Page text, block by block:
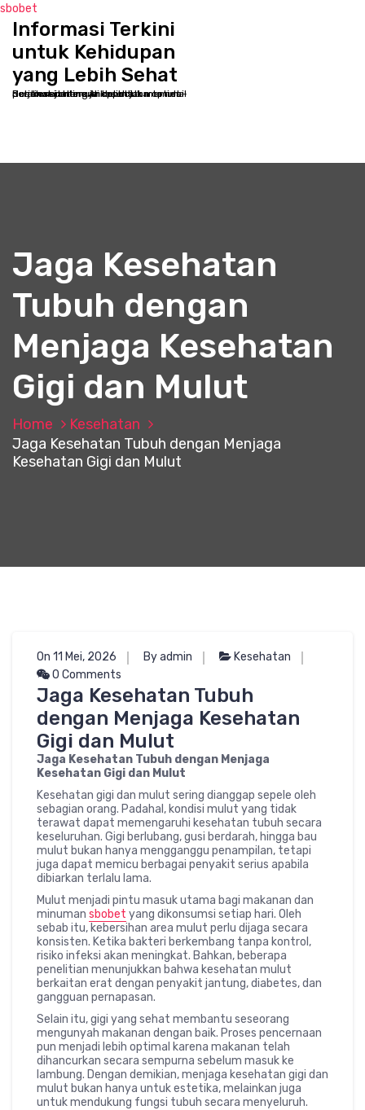
sbobet
Informasi Terkini
untuk Kehidupan
yang Lebih Sehat
Selamat datang di kppbcjakarta.net - Destinasi online Anda untuk memulai perjalanan menuju kesehatan optimal dan kesejahteraan holistik
Jaga Kesehatan
Tubuh dengan
Menjaga Kesehatan
Gigi dan Mulut
Home
Kesehatan
Jaga Kesehatan Tubuh dengan Menjaga
Kesehatan Gigi dan Mulut
On 11 Mei, 2026 By admin
Kesehatan
0 Comments
Jaga Kesehatan Tubuh
dengan Menjaga Kesehatan
Gigi dan Mulut
Jaga Kesehatan Tubuh dengan Menjaga
Kesehatan Gigi dan Mulut
Kesehatan gigi dan mulut sering dianggap sepele oleh
sebagian orang. Padahal, kondisi mulut yang tidak
terawat dapat memengaruhi kesehatan tubuh secara
keseluruhan. Gigi berlubang, gusi berdarah, hingga bau
mulut bukan hanya mengganggu penampilan, tetapi
juga dapat memicu berbagai penyakit serius apabila
dibiarkan terlalu lama.
Mulut menjadi pintu masuk utama bagi makanan dan
minuman sbobet yang dikonsumsi setiap hari. Oleh
sebab itu, kebersihan area mulut perlu dijaga secara
konsisten. Ketika bakteri berkembang tanpa kontrol,
risiko infeksi akan meningkat. Bahkan, beberapa
penelitian menunjukkan bahwa kesehatan mulut
berkaitan erat dengan penyakit jantung, diabetes, dan
gangguan pernapasan.
Selain itu, gigi yang sehat membantu seseorang
mengunyah makanan dengan baik. Proses pencernaan
pun menjadi lebih optimal karena makanan telah
dihancurkan secara sempurna sebelum masuk ke
lambung. Dengan demikian, menjaga kesehatan gigi dan
mulut bukan hanya untuk estetika, melainkan juga
untuk mendukung fungsi tubuh secara menyeluruh.